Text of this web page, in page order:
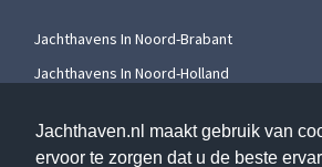
Jachthaven.nl maakt gebruik van
ervoor te zorgen dat u de beste
Jachthavens In Noord-Brabant
Jachthavens In Noord-Holland
Jachthavens In Utrecht